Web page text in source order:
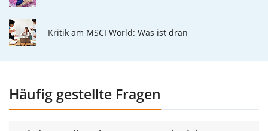
Kritik am MSCI World: Was ist dran
Häufig gestellte Fragen